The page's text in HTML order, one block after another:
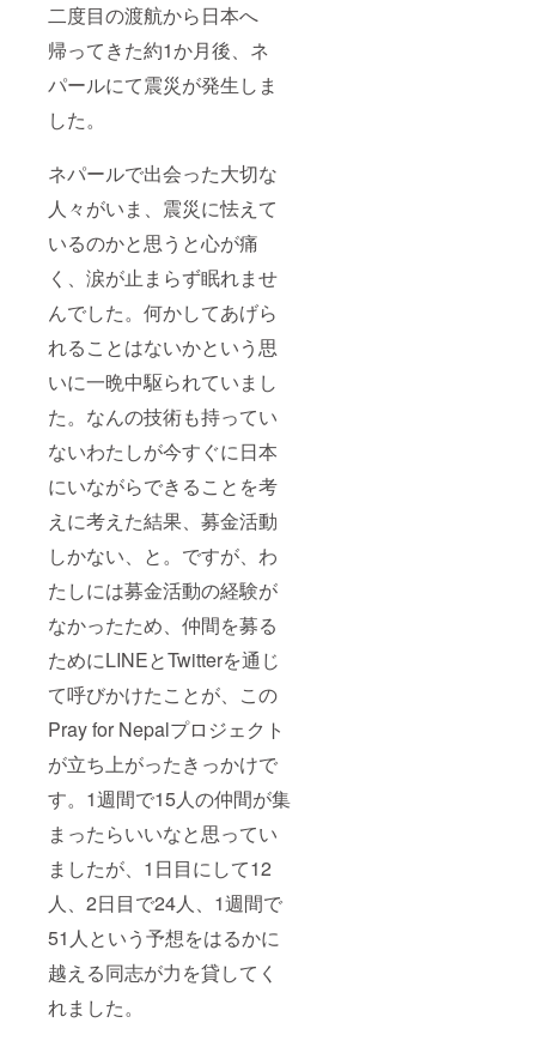
二度目の渡航から日本へ
帰ってきた約1か月後、ネ
パールにて震災が発生しま
した。
ネパールで出会った大切な
人々がいま、震災に怯えて
いるのかと思うと心が痛
く、涙が止まらず眠れませ
んでした。何かしてあげら
れることはないかという思
いに一晩中駆られていまし
た。なんの技術も持ってい
ないわたしが今すぐに日本
にいながらできることを考
えに考えた結果、募金活動
しかない、と。ですが、わ
たしには募金活動の経験が
なかったため、仲間を募る
ためにLINEとTwitterを通じ
て呼びかけたことが、この
Pray for Nepalプロジェクト
が立ち上がったきっかけで
す。1週間で15人の仲間が集
まったらいいなと思ってい
ましたが、1日目にして12
人、2日目で24人、1週間で
51人という予想をはるかに
越える同志が力を貸してく
れました。